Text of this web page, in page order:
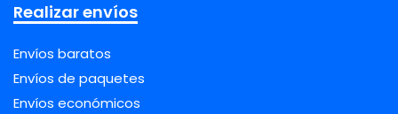
Realizar envíos
Envíos baratos
Envíos de paquetes
Envíos económicos